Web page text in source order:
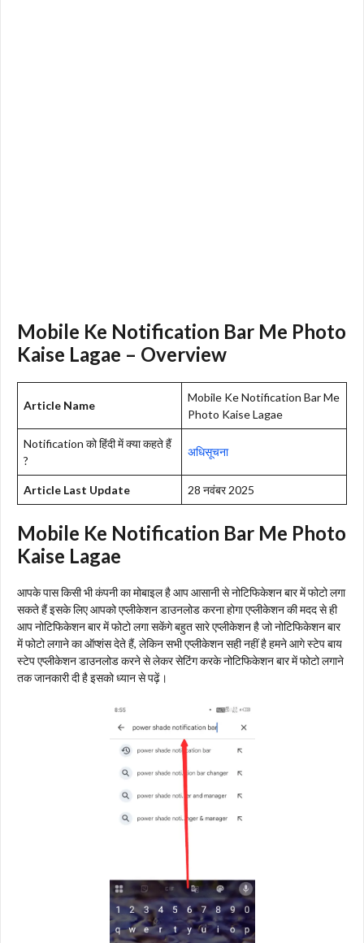
Mobile Ke Notification Bar Me Photo
Kaise Lagae – Overview
Article Name
Mobile Ke Notification Bar Me
Photo Kaise Lagae
Notification को हिंदी में क्या कहते हैं
?
अधिसूचना
Article Last Update 28 नवंबर 2025
Mobile Ke Notification Bar Me Photo
Kaise Lagae
आपके पास किसी भी कंपनी का मोबाइल है आप आसानी से नोटिफिकेशन बार में फोटो लगा
सकते हैं इसके लिए आपको एप्लीकेशन डाउनलोड करना होगा एप्लीकेशन की मदद से ही
आप नोटिफिकेशन बार में फोटो लगा सकेंगे बहुत सारे एप्लीकेशन है जो नोटिफिकेशन बार
में फोटो लगाने का ऑप्शंस देते हैं, लेकिन सभी एप्लीकेशन सही नहीं है हमने आगे स्टेप बाय
स्टेप एप्लीकेशन डाउनलोड करने से लेकर सेटिंग करके नोटिफिकेशन बार में फोटो लगाने
तक जानकारी दी है इसको ध्यान से पढ़ें।